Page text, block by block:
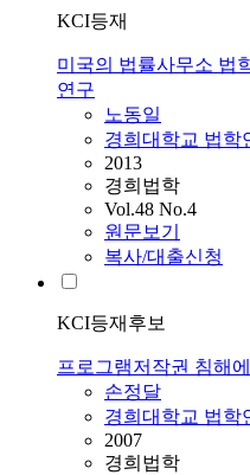
KCI등재
미국의 법률사무소 법
연구
노동일
경희대학교 법학
2013
경희법학
Vol.48 No.4
원문보기
복사/대출신청
KCI등재후보
프로그램저작권 침해
손정달
경희대학교 법학
2007
경희법학